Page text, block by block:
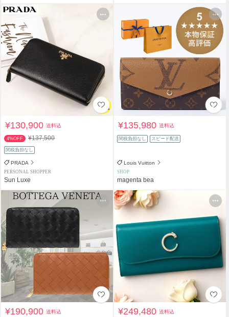
¥130,900送料込
4%OFF ¥137,500
関税負担なし
PRADA
PERSONAL SHOPPER
Sun Luxe
¥135,980送料込
関税負担なし スピード配送
Louis Vuitton
SHOP
magenta bea
¥190,900送料込 ¥249,480送料込